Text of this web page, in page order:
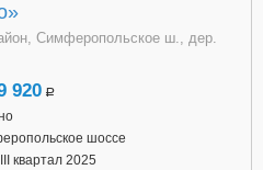
Симферопольское ш., дер.
920 a
шоссе
квартал 2025